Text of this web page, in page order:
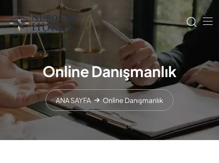
Online Danışmanlık
ANA SAYFA Online Danışmanlık